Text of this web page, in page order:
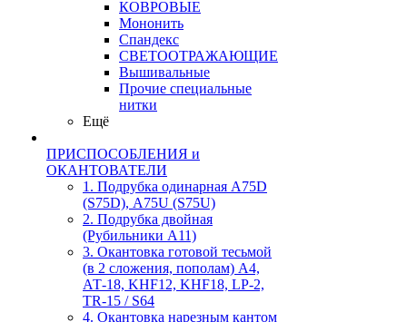
КОВРОВЫЕ
Мононить
Спандекс
СВЕТООТРАЖАЮЩИЕ
Вышивальные
Прочие специальные
нитки
Ещё
ПРИСПОСОБЛЕНИЯ и
ОКАНТОВАТЕЛИ
1. Подрубка одинарная А75D
(S75D), А75U (S75U)
2. Подрубка двойная
(Рубильники А11)
3. Окантовка готовой тесьмой
(в 2 сложения, пополам) А4,
АТ-18, KHF12, KHF18, LP-2,
TR-15 / S64
4. Окантовка нарезным кантом